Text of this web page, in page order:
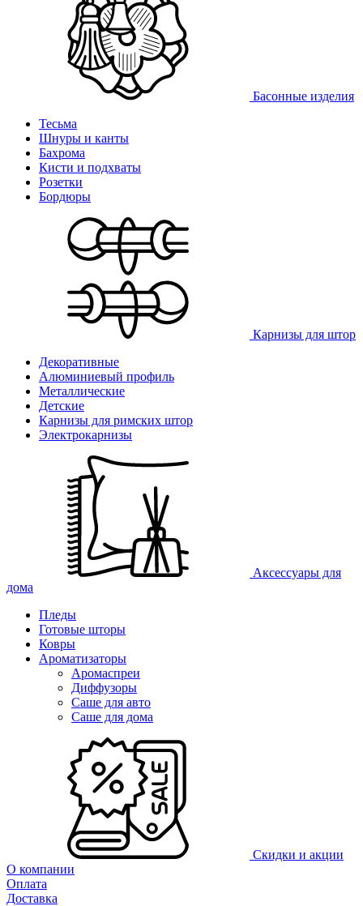
Басонные изделия
Тесьма
Шнуры и канты
Бахрома
Кисти и подхваты
Розетки
Бордюры
Карнизы для штор
Декоративные
Алюминиевый профиль
Металлические
Детские
Карнизы для римских штор
Электрокарнизы
Аксессуары для
дома
Пледы
Готовые шторы
Ковры
Ароматизаторы
Аромаспреи
Диффузоры
Саше для авто
Саше для дома
Скидки и акции
О компании
Оплата
Доставка